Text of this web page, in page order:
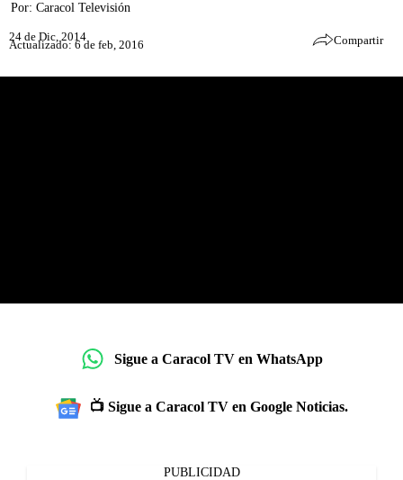
Por: Caracol Televisión
24 de Dic, 2014
Actualizado: 6 de feb, 2016 Compartir
Sigue a Caracol TV en WhatsApp
📺 Sigue a Caracol TV en Google Noticias.
PUBLICIDAD